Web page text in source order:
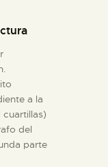
a la
cuartillas)
del
parte